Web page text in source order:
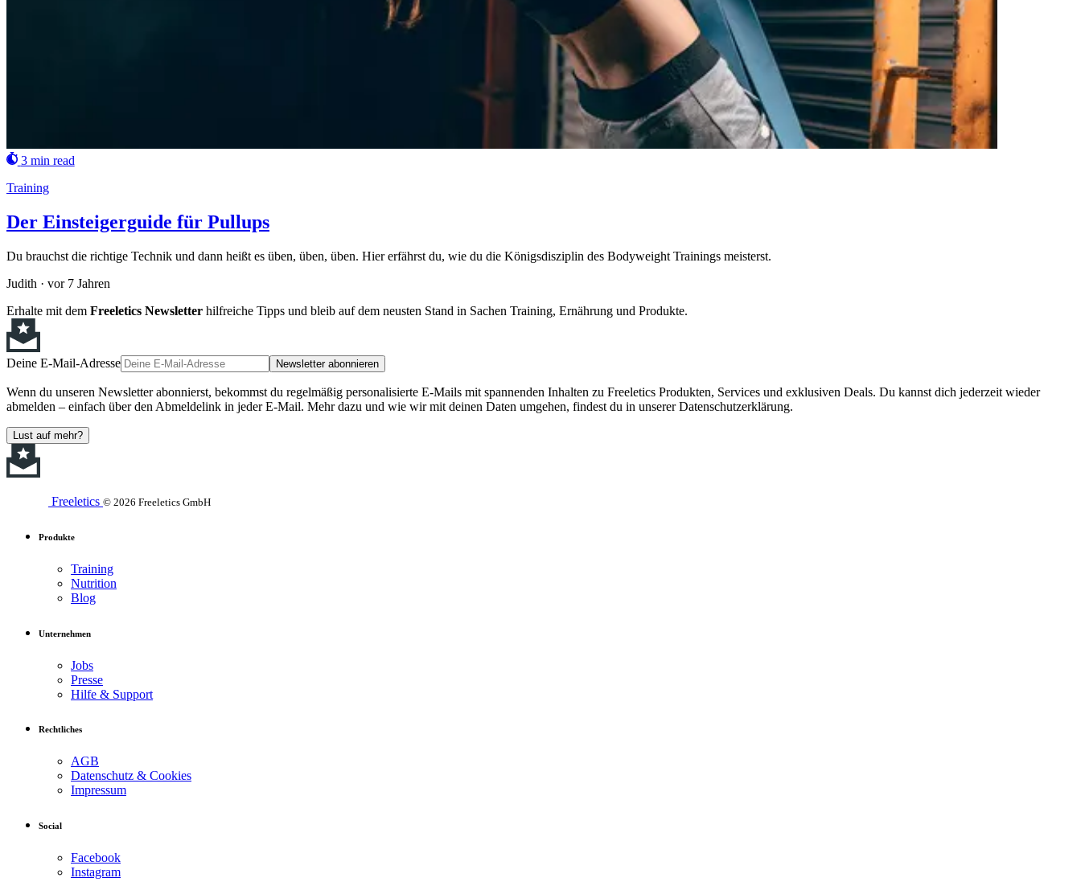
3 min read
Training
Der Einsteigerguide für Pullups
Du brauchst die richtige Technik und dann heißt es üben, üben, üben. Hier erfährst du, wie du die Königsdisziplin des Bodyweight Trainings meisterst.
Judith · vor 7 Jahren
Erhalte mit dem Freeletics Newsletter hilfreiche Tipps und bleib auf dem neusten Stand in Sachen Training, Ernährung und Produkte.
Deine E-Mail-Adresse Newsletter abonnieren
Wenn du unseren Newsletter abonnierst, bekommst du regelmäßig personalisierte E-Mails mit spannenden Inhalten zu Freeletics Produkten, Services und exklusiven Deals. Du kannst dich jederzeit wieder
abmelden – einfach über den Abmeldelink in jeder E-Mail. Mehr dazu und wie wir mit deinen Daten umgehen, findest du in unserer Datenschutzerklärung.
Lust auf mehr?
Freeletics © 2026 Freeletics GmbH
Produkte
Training
Nutrition
Blog
Unternehmen
Jobs
Presse
Hilfe & Support
Rechtliches
AGB
Datenschutz & Cookies
Impressum
Social
Facebook
Instagram